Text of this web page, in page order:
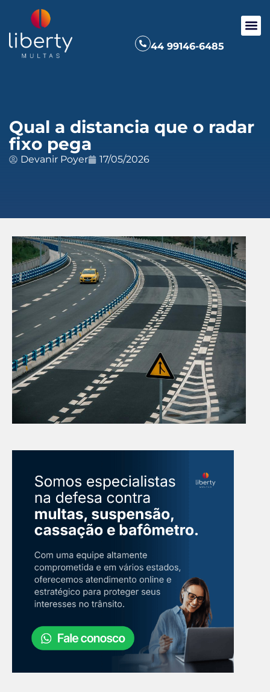
44 99146-6485
Qual a distancia que o radar
fixo pega
Devanir Poyer 17/05/2026